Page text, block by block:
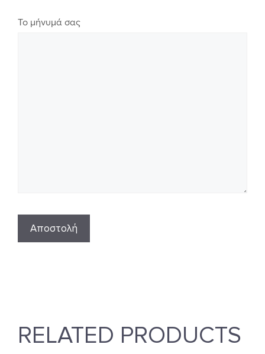
Το μήνυμά σας
RELATED PRODUCTS